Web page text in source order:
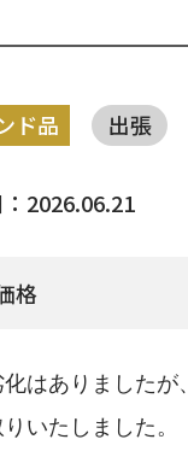
ド品 出張
2026.06.21
格
はありましたが
いたしました。